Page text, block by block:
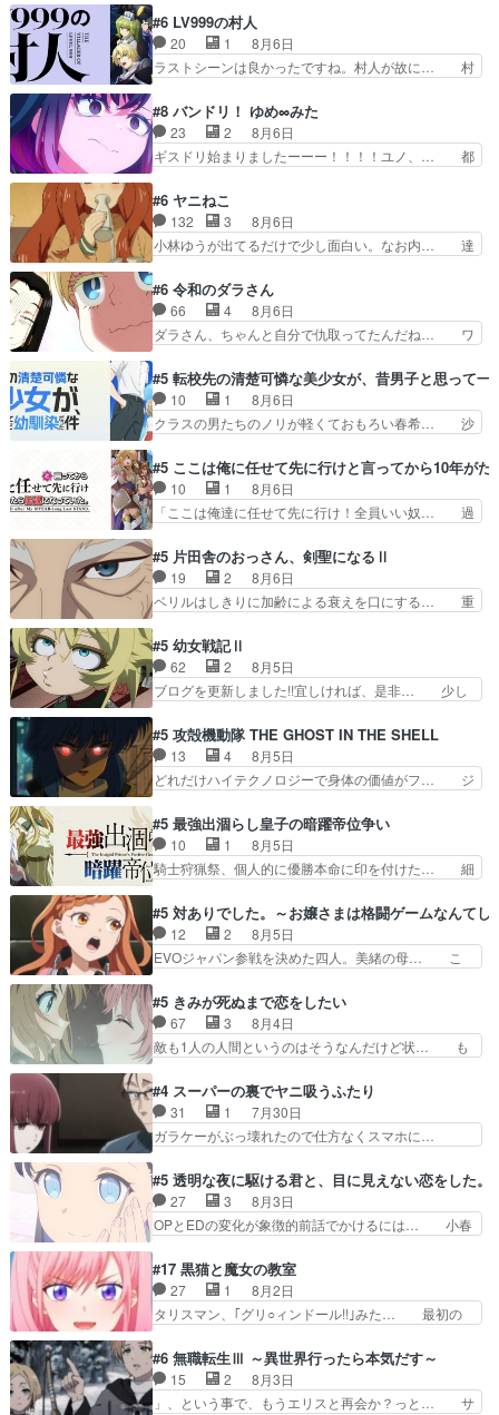
受け入れられる時。望外の喜び… てっしーの過去
が入るからより一層感動する… てっしーの過去が
入るからより一層感動する… いよいよコミティア
だね。今回も無事泣かさ… 第1話ではコミティア
地獄を分けるみんな… 初めてのコミティア、なか
なか本が売れない… 緊張で胃が痛いし、ラストは
涙止まらんし。…
#6 LV999の村人
20 1
8月6日
ラストシーンは良かったですね。村人が故に… 村
スと10年後に結婚の約束をした鏡ずっ… カジノ
スタッフ募集するも集まらない更に追… 王命でク
ルルの監視をすることになったデビ… 最強の村
人・鏡との出会いで少しは変わった… やはり何か
への恨みは根深そうやね姫を舐… 新キャラが登場
早々変態扱いされてる件。タ… まだまだお元気そ
うなお声で……不意打ち過…
#8 バンドリ！ ゆめ∞みた
23 2
8月6日
ギスドリ始まりましたーーー！！！！ユノ、… 都
復を見守っていかないと、ですね！！み… 開幕聞
き取りスタッフに定治いなかった？ま… ののちゃ
んのお手当てはお節介だったりする… ビオラの立
ち回り害悪すぎるお近づきの印が… ・律っちゃん
一難、律がビオラの呪縛から… 「私はあなたが嫌
いなんです」「バンドやめ… 何が起きているの
か！？次週、みゅーたいぷ…
#6 ヤニねこ
132 3
8月6日
小林ゆうが出てるだけで少し面白い。なお内… 達
マドンってなんなん！？人見知りっぽい… なんな
ら下ネタ0じゃなかったかこんな回が… 他のエピ
ソードに対してマイルドな回だった… 今回はだい
ぶある程度抑えてる？w感じな気… アルねこ、そ
ていたゴキブリ死んでるGP… アルねこ危険です
よね。健康的な面で··江… 酔い潰れ行き着いた江
ノ島で、朝日を眺めな…
#6 令和のダラさん
66 4
8月6日
ダラさん、ちゃんと自分で仇取ってたんだね… ワ
ットに憧れてビーム撃ちたいと…そうい… 余りに
も凄惨なダラさんの過去ダラさんの６… 過去編は
これで一区切りかなギャグも面白い… ガンガガン
♪薫がなんかしっかり歌ってロマ… 姉巫女の誤
日頃からガンガン言うてないで… このアニメはど
こに行くのだろう、面白すぎ… 姉のした事はただ
単に一族を絶滅させただけ…
#5 転校先の清楚可憐な美少女が、昔男子と思って一
10 1
8月6日
クラスの男たちのノリが軽くておもろい春希… 沙
もちゃんが透けブラしててびっくりして… レベル
のキャラが登場。相変わらず顔や体の… 隼人が春
希の級友を巻き込んだイジりに動じ… 第５話を
U-NEXTで視聴しました。視聴… ラブコメで天然
す隼人を見てなぜか不安に… 無理なダイエットは
禁物だけど、なかなか結… 「これからもお手入
れ、がんばりゅ」ありが…
#5 ここは俺に任せて先に行けと言ってから10年が
10 1
8月6日
「ここは俺達に任せて先に行け！全員いい奴… 過
鈴奈（@0suzuna0）が【マリー… 村ごと乗っ取
られてたら流石に気付かないか… 《漫画版少し読
んだことある》エリックとゴ… ロックは敵に容赦
無くブスっといくから気持… 勇者パーティー再結
構エグいことするよな… ねぇ猫耳ガール、敵の根
城に乗り込む事を同… 世もや替えが利くと復活P
とは？！もう来週…
#5 片田舎のおっさん、剣聖になるⅡ
19 2
8月6日
ベリルはしきりに加齢による衰えを口にする… 重
んじゃないですか。魔物の群を発見した… アマプ
ラにて視聴終わり！サーベルボア討伐… を言い訳
にしたくないものですねwボア狩り… 先生として
のベリルが好きだけど、今回みた… 4人だけでサ
ーベルボアが暴れてると聞い… ちょっと年齢の事
を言いすぎとゆーか言い訳… ベリルの母もやはり
只者じゃなかったかベリ…
#5 幼女戦記Ⅱ
62 2
8月5日
ブログを更新しました!!宜しければ、是非… 少し
ゥーアの唯一の手駒が強すぎる笑あお… 私にとっ
て完全にご褒美回ゼー様の葉巻シー… やはりター
ニャが後方指揮だと展開に迫力が… “貧乏籤百連
無料ガチャ”100連でも1回… 2期入ってから地味
ばならぬ」って言葉に… ゼートゥーア左遷によっ
て参謀本部の連携が… 緊張感ある戦闘描写とギャ
グ今週の『有能な…
#5 攻殻機動隊 THE GHOST IN THE SHELL
13 4
8月5日
どれだけハイテクノロジーで身体の価値がフ… ジ
コマだいぶ理性持ち始めた。この世界の… 原作読
んだのもう何年も前なのに、覚えてる… コイルの
汚職を突き止めるべくバトーの指導… やまとん1
号はどこの部分で使うのだろう？… 日本とロシア
primevideoで視聴しまし… 前回同様『イノセン
ス』を含む押井・神山版… 第５話「EPISODEラ
ストの母親の気持…
#5 最強出涸らし皇子の暗躍帝位争い
10 1
8月5日
騎士狩猟祭、個人的に優勝本命に印を付けた… 細
ナがチートすぎる笑アルは最初から自分… プラネ
ット・ウィズ展開アツいな「騎士狩猟… 麦茶どこ
ろかタイトル通り麦茶の出涸らしぐ… 第５話を
ABEMAで視聴しました。視聴に… 復讐に燃える
が“萌え”なのでこの娘が皇帝… ウサギ好きそうな
王女殿下がかわいい。幼馴… ついに始まった狩猟
祭。エルナの活躍で上位…
#5 対ありでした。～お嬢さまは格闘ゲームなんてし
12 2
8月5日
EVOジャパン参戦を決めた四人。美緒の母… こ
目は気品溢れてるのに中身は…美緒ママ… テー
マ：格ゲー大会に行くには？感想は、美… 大会を
前に格ゲー熱が高まる一方、百合の本… 東京で開
催される格ゲー大会に参加すること… Japanに向
めに東京へ!/でも観光よ… 旅の支度全部やってく
れる先輩、なんだかん… 第５話をｄアニメストア
で視聴しました。視…
#5 きみが死ぬまで恋をしたい
67 3
8月4日
敵も1人の人間というのはそうなんだけど状… も
を人間に戻して欲しいでも自分達が代わ… ご視聴
ありがとうございました見るたびに切… 誰かと思
ったらちゅー先輩か。しれっと相方… 第５話感
想：コ□した相手にも家族や…､戦… つらい回
ナとミミも可愛かった2人の関係… 確かに相手に
も家族や大切な人はいるけど、… 白シャツが作業
着みたいなもんなんですかね…
#4 スーパーの裏でヤニ吸うふたり
31 1
7月30日
ガラケーがぶっ壊れたので仕方なくスマホに…
はり出オチ感が否めず、エピソードの打率… 田山
さんが佐々木さんに沼っていく…こんな… 佐々木
さん、腕フェチなんですね笑最近まじ… 佐々木が
ガラケーからスマホに変えるって、… もうドラマ
ゃわない？佐々木さんの優しさ… 先行で見た時よ
り2人のやり取りに癒しを感… ABEMA版の7〜8
話佐々木が実年齢以上…
#5 透明な夜に駆ける君と、目に見えない恋をした。
27 3
8月3日
OPとEDの変化が象徴的前話でかけるには… 小春
か、こんな風に見えてるのかぁ。かける… 完全な
両片思いになりましたねぇ…OPとE… 余計な物
は描かず白く靄がかった小春ちゃん… 光も感じな
い完全な盲目なんやね…おめかし… 母役に能登さ
も描かれていて良かった本当… 股に海豚を挟み水
上バスでの会話を反芻…恋… OPEDとも無人バー
ジョンから主人公２人…
#17 黒猫と魔女の教室
27 1
8月2日
タリスマン、｢グリ○ィンドール!!｣みた… 最初の
ホントスピカが大好きだよね。ツン… 一等級ポテ
ンシャルのアリアちゃん可愛くて… そういや、ア
リアは能力は最上級のくせに、… とうとうアリア
#6 無職転生Ⅲ ～異世界行ったら本気だす～
15 2
8月3日
」、という事で、もうエリスと再会か？っと… サ